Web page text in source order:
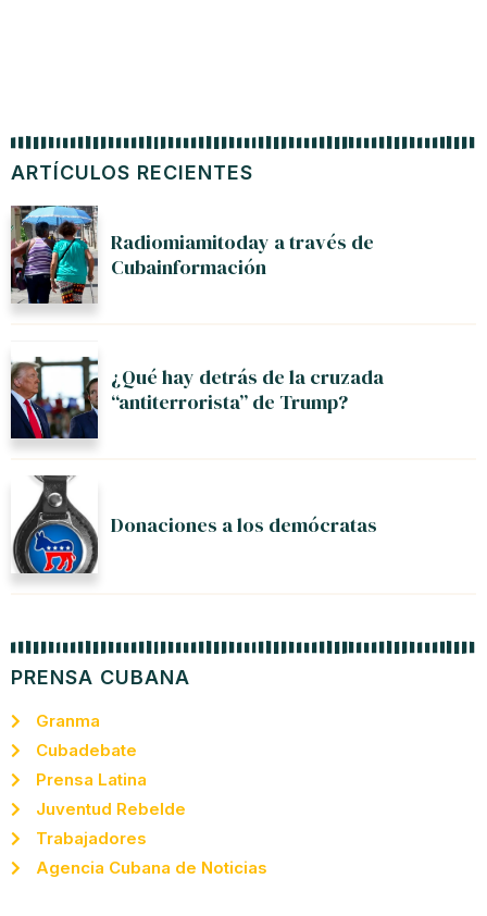
ARTÍCULOS RECIENTES
Radiomiamitoday a través de
Cubainformación
¿Qué hay detrás de la cruzada
“antiterrorista” de Trump?
Donaciones a los demócratas
PRENSA CUBANA
Granma
Cubadebate
Prensa Latina
Juventud Rebelde
Trabajadores
Agencia Cubana de Noticias